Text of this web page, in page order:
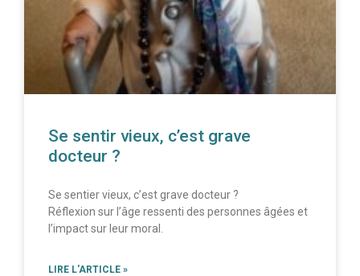
Se sentir vieux, c’est grave
docteur ?
Se sentier vieux, c’est grave docteur ?
Réflexion sur l’âge ressenti des personnes âgées et
l’impact sur leur moral.
LIRE L'ARTICLE »